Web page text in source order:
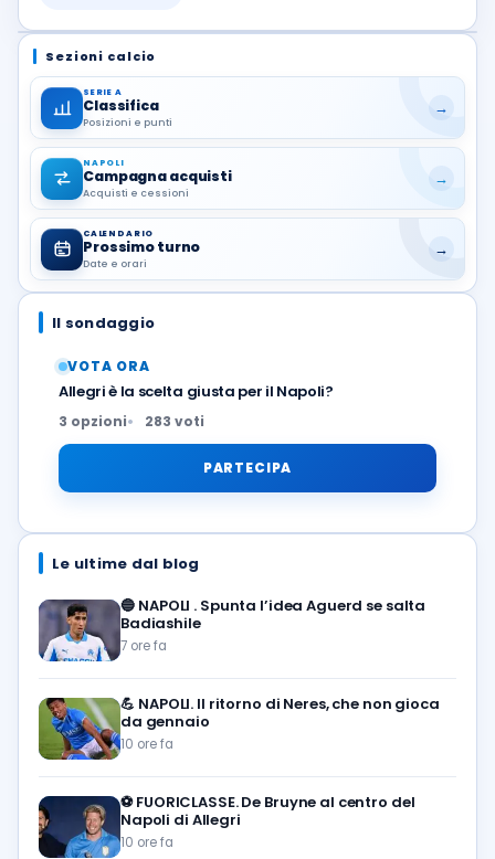
Sezioni calcio
SERIE A
Classifica
Posizioni e punti
→
NAPOLI
Campagna acquisti
Acquisti e cessioni
→
CALENDARIO
Prossimo turno
Date e orari
→
Il sondaggio
VOTA ORA
Allegri è la scelta giusta per il Napoli?
3 opzioni 283 voti
PARTECIPA
Le ultime dal blog
🔵 NAPOLI . Spunta l’idea Aguerd se salta
Badiashile
7 ore fa
💪 NAPOLI. Il ritorno di Neres, che non gioca
da gennaio
10 ore fa
⚽️ FUORICLASSE. De Bruyne al centro del
Napoli di Allegri
10 ore fa